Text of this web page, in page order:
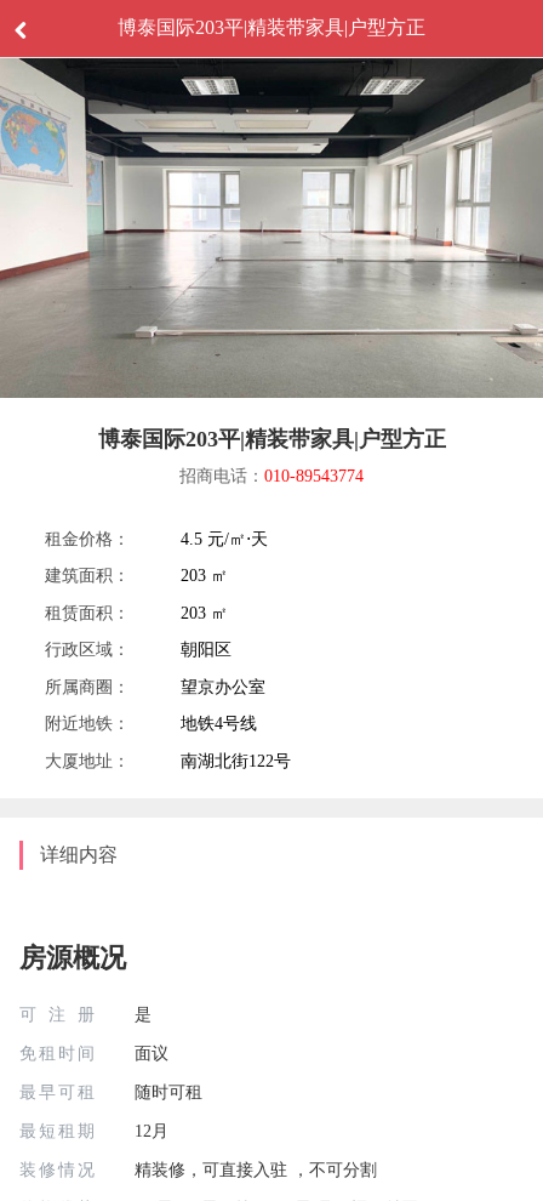
博泰国际203平|精装带家具|户型方正
博泰国际203平|精装带家具|户型方正
招商电话： 010-89543774
租金价格：
4.5 元/㎡⋅天
建筑面积：
203 ㎡
租赁面积：
203 ㎡
行政区域：
朝阳区
所属商圈：
望京办公室
附近地铁：
地铁4号线
大厦地址：
南湖北街122号
详细内容
房源概况
可注册 是
免租时间 面议
最早可租 随时可租
最短租期 12月
装修情况 精装修，可直接入驻 ，不可分割